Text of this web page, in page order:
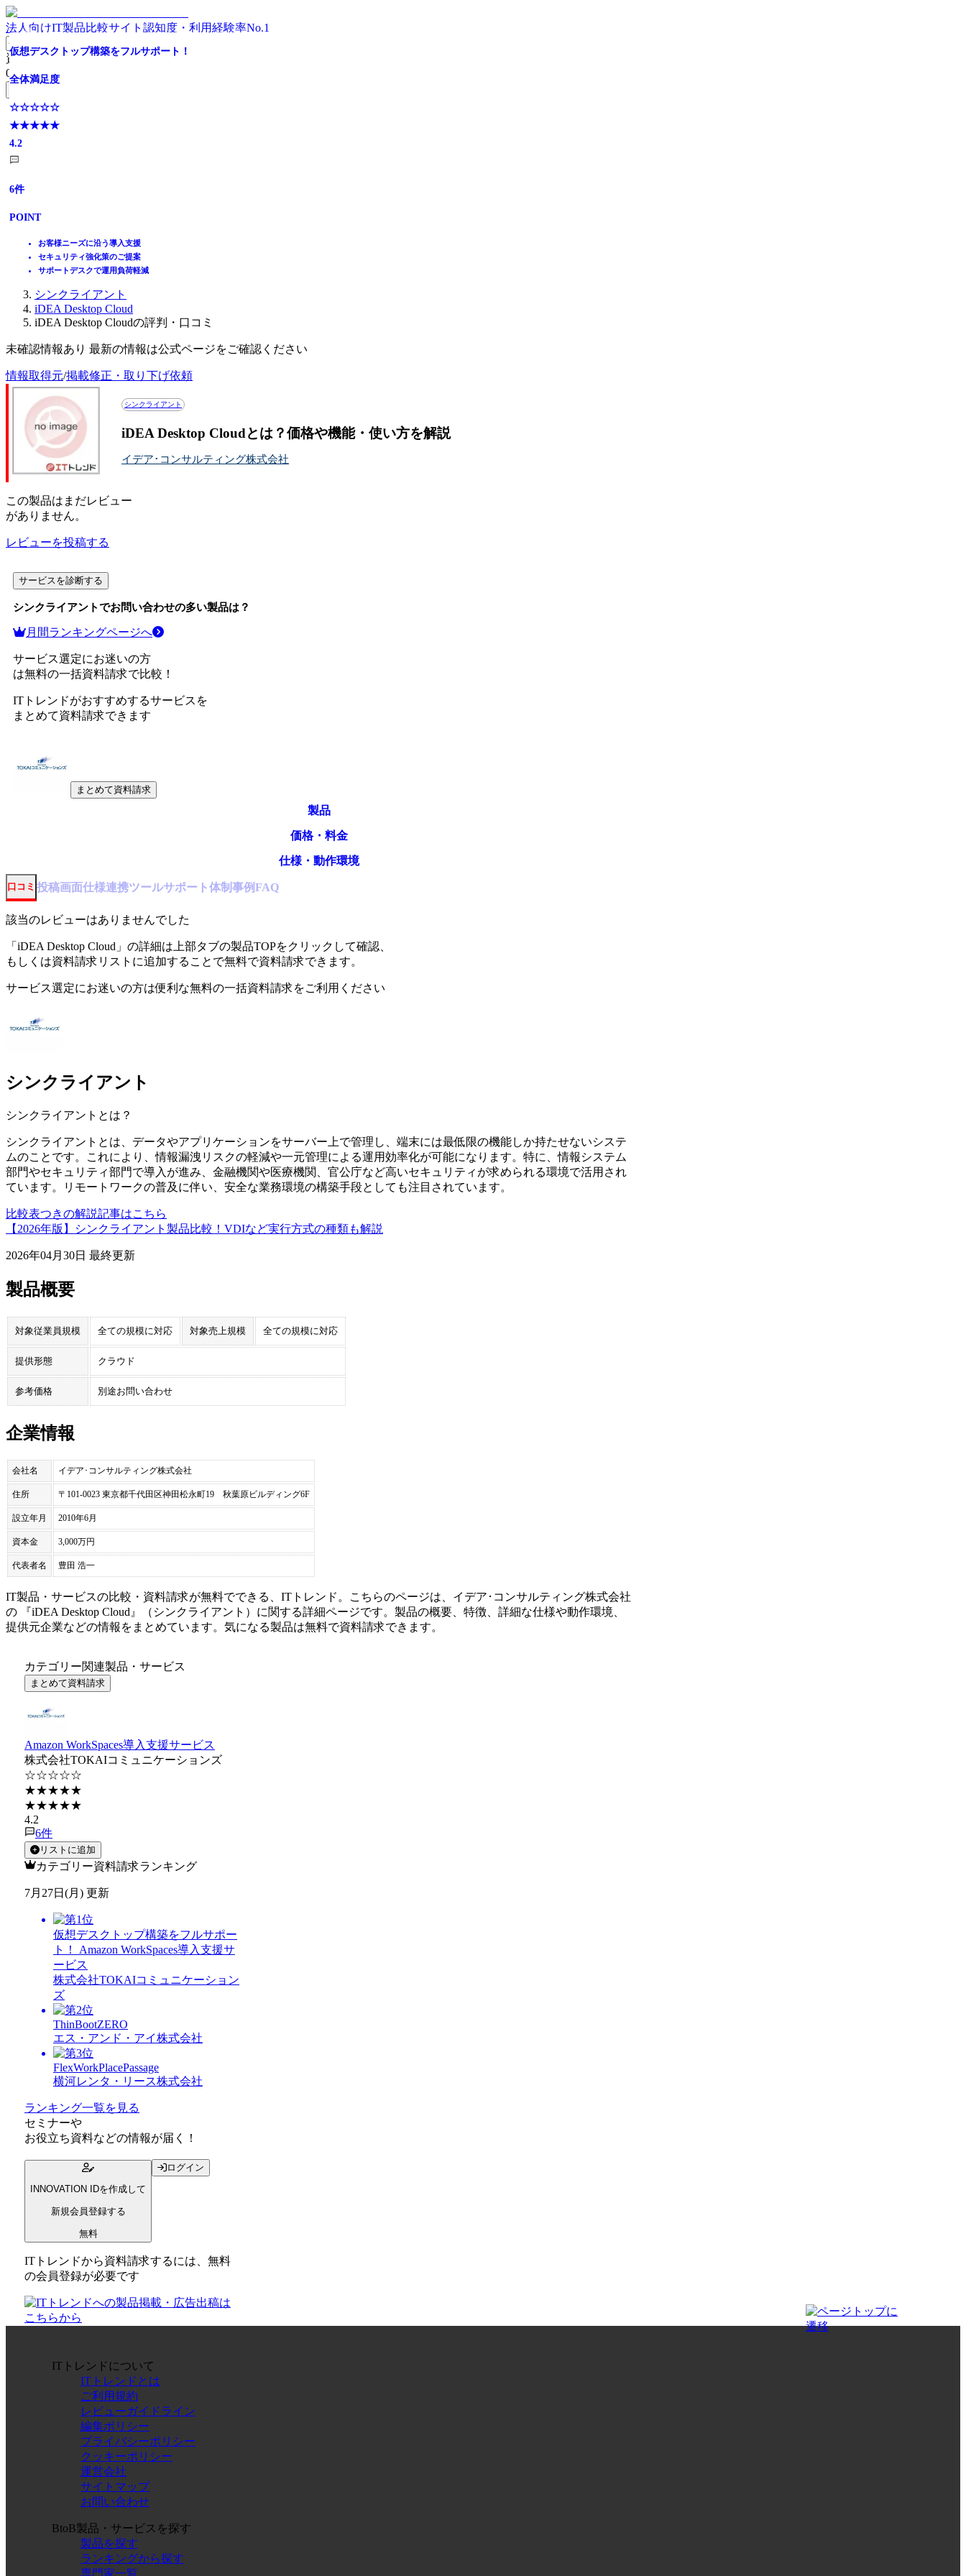
法人向けIT製品比較サイト 認知度・利用経験率No.1
資料請求リスト
0 件
製品を探す
動画で学ぶ
IT製品比較TOP
シンクライアント
iDEA Desktop Cloud
iDEA Desktop Cloudの評判・口コミ
未確認情報あり 最新の情報は公式ページをご確認ください
情報取得元/掲載修正・取り下げ依頼
シンクライアント
iDEA Desktop Cloudとは？価格や機能・使い方を解説
イデア･コンサルティング株式会社
この製品はまだレビュー
がありません。
レビューを投稿する
サービスを診断する
シンクライアントでお問い合わせの多い製品は？
月間ランキングページへ
サービス選定にお迷いの方
は無料の一括資料請求で比較！
ITトレンドがおすすめするサービスを
まとめて資料請求できます
まとめて資料請求
製品
価格・料金
仕様・動作環境
口コミ 投稿画面仕様連携ツールサポート体制 事例FAQ
該当のレビューはありませんでした
「 iDEA Desktop Cloud 」の詳細は上部タブの製品TOPをクリックして確認、
もしくは資料請求リストに追加することで無料で資料請求できます。
サービス選定にお迷いの方は便利な無料の一括資料請求をご利用ください
仮想デスクトップ構築をフルサポート！
全体満足度
☆☆☆☆☆
★★★★★
4.2
6件
POINT
お客様ニーズに沿う導入支援
セキュリティ強化策のご提案
サポートデスクで運用負荷軽減
シンクライアント
シンクライアント とは？
シンクライアントとは、データやアプリケーションをサーバー上で管理し、端末には最低限の機能しか持たせないシステ
ムのことです。これにより、情報漏洩リスクの軽減や一元管理による運用効率化が可能になります。特に、情報システム
部門やセキュリティ部門で導入が進み、金融機関や医療機関、官公庁など高いセキュリティが求められる環境で活用され
ています。リモートワークの普及に伴い、安全な業務環境の構築手段としても注目されています。
比較表つきの解説記事はこちら
【2026年版】シンクライアント製品比較！VDIなど実行方式の種類も解説
2026年04月30日 最終更新
製品概要
対象従業員規模 全ての規模に対応 対象売上規模 全ての規模に対応
提供形態 クラウド
参考価格 別途お問い合わせ
企業情報
会社名 イデア･コンサルティング株式会社
住所 〒101-0023 東京都千代田区神田松永町19 秋葉原ビルディング6F
設立年月 2010年6月
資本金 3,000万円
代表者名 豊田 浩一
IT製品・サービスの比較・資料請求が無料でできる、ITトレンド。こちらのページは、 イデア･コンサルティング株式会社
の 『iDEA Desktop Cloud』（ シンクライアント ）に関する詳細ページです。製品の概要、特徴、詳細な仕様や動作環境、
提供元企業などの情報をまとめています。気になる製品は無料で資料請求できます。
カテゴリー関連製品・サービス
まとめて資料請求
Amazon WorkSpaces導入支援サービス
株式会社TOKAIコミュニケーションズ
☆☆☆☆☆
★★★★★
★★★★★
4.2
6件
リストに追加
カテゴリー資料請求ランキング
7月27日(月) 更新
仮想デスクトップ構築をフルサポー
ト！ Amazon WorkSpaces導入支援サ
ービス
株式会社TOKAIコミュニケーション
ズ
ThinBootZERO
エス・アンド・アイ株式会社
FlexWorkPlacePassage
横河レンタ・リース株式会社
ランキング一覧を見る
セミナーや
お役立ち資料などの情報が届く！
INNOVATION IDを作成して
新規会員登録する
無料
ログイン
ITトレンドから資料請求するには、無料
の会員登録が必要です
ITトレンドについて
ITトレンドとは
ご利用規約
レビューガイドライン
編集ポリシー
プライバシーポリシー
クッキーポリシー
運営会社
サイトマップ
お問い合わせ
BtoB製品・サービスを探す
製品を探す
ランキングから探す